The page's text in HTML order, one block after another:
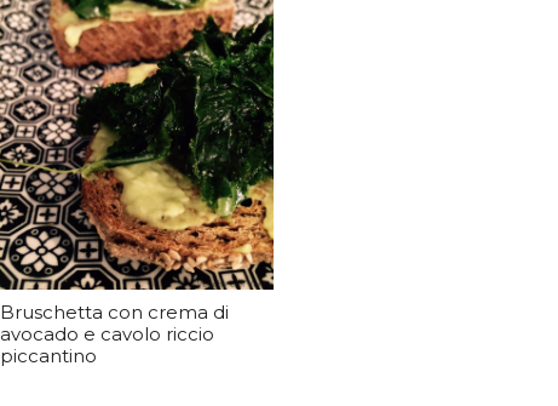
Bruschetta con crema di
avocado e cavolo riccio
piccantino